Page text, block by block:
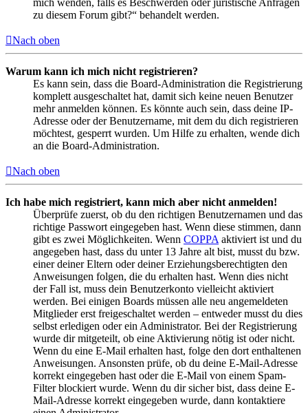
zu diesem Forum gibt?“ behandelt werden.
Nach oben
Warum kann ich mich nicht registrieren?
Es kann sein, dass die Board-Administration die Registrierung
komplett ausgeschaltet hat, damit sich keine neuen Benutzer
mehr anmelden können. Es könnte auch sein, dass deine IP-
Adresse oder der Benutzername, mit dem du dich registrieren
möchtest, gesperrt wurden. Um Hilfe zu erhalten, wende dich
an die Board-Administration.
Nach oben
Ich habe mich registriert, kann mich aber nicht anmelden!
Überprüfe zuerst, ob du den richtigen Benutzernamen und das
richtige Passwort eingegeben hast. Wenn diese stimmen, dann
gibt es zwei Möglichkeiten. Wenn COPPA aktiviert ist und du
angegeben hast, dass du unter 13 Jahre alt bist, musst du bzw.
einer deiner Eltern oder deiner Erziehungsberechtigten den
Anweisungen folgen, die du erhalten hast. Wenn dies nicht
der Fall ist, muss dein Benutzerkonto vielleicht aktiviert
werden. Bei einigen Boards müssen alle neu angemeldeten
Mitglieder erst freigeschaltet werden – entweder musst du dies
selbst erledigen oder ein Administrator. Bei der Registrierung
wurde dir mitgeteilt, ob eine Aktivierung nötig ist oder nicht.
Wenn du eine E-Mail erhalten hast, folge den dort enthaltenen
Anweisungen. Ansonsten prüfe, ob du deine E-Mail-Adresse
korrekt eingegeben hast oder die E-Mail von einem Spam-
Filter blockiert wurde. Wenn du dir sicher bist, dass deine E-
Mail-Adresse korrekt eingegeben wurde, dann kontaktiere